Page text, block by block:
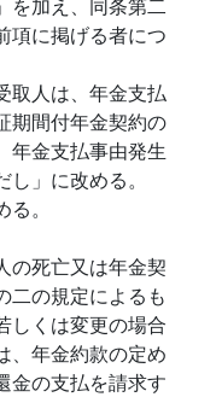
項に掲げる者につ
取人は、年金支払
期間付年金契約の
年金支払事由発生
」に改める。
。
の死亡又は年金契
二の規定によるも
しくは変更の場合
、年金約款の定め
金の支払を請求す